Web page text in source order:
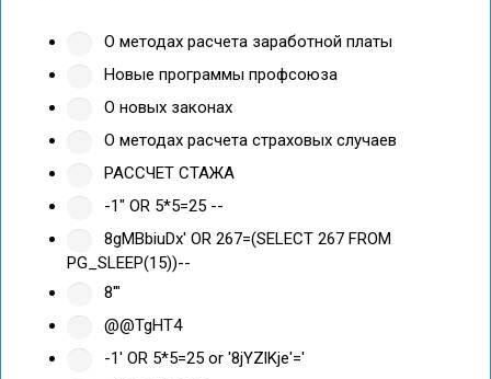
О методах расчета заработной платы
Новые программы профсоюза
О новых законах
О методах расчета страховых случаев
РАССЧЕТ СТАЖА
-1" OR 5*5=25 --
8gMBbiuDx' OR 267=(SELECT 267 FROM
PG_SLEEP(15))--
8'"
@@TgHT4
-1' OR 5*5=25 or '8jYZlKje'='